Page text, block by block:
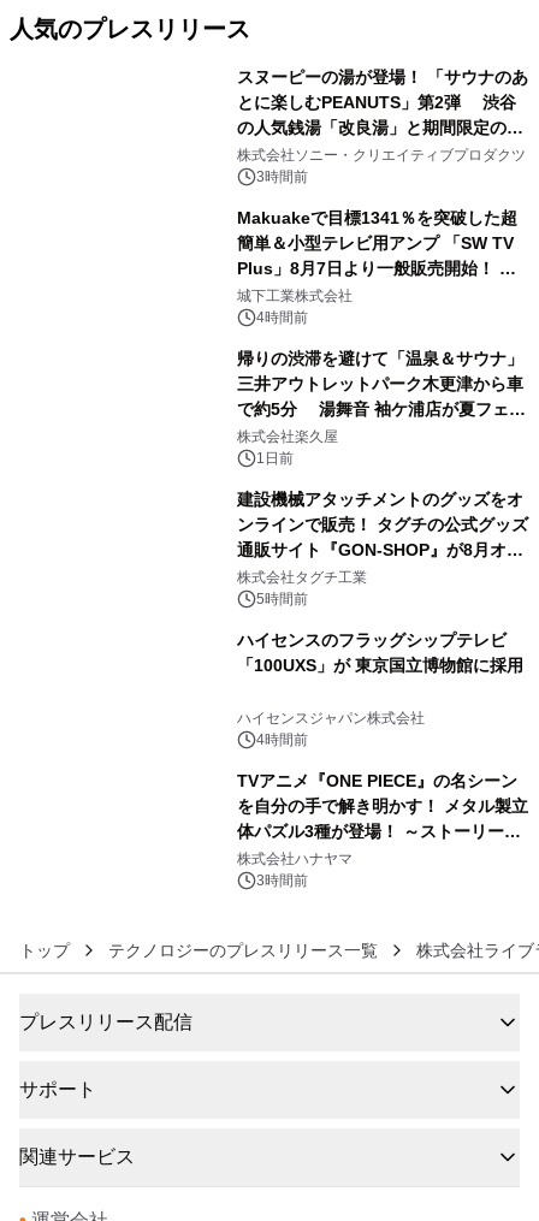
人気のプレスリリース
スヌーピーの湯が登場！ 「サウナのあ
とに楽しむPEANUTS」第2弾 渋谷
の人気銭湯「改良湯」と期間限定のコ
ラボレーション サウナイキタイコラ
ボグッズも発売決定！
株式会社ソニー・クリエイティブプロダクツ
3時間前
Makuakeで目標1341％を突破した超
簡単＆小型テレビ用アンプ 「SW TV
Plus」8月7日より一般販売開始！ ケ
ーブル1本つなぐだけ、テレビの音が
ぐっと豊かに
城下工業株式会社
4時間前
帰りの渋滞を避けて「温泉＆サウナ」
三井アウトレットパーク木更津から車
で約5分 湯舞音 袖ケ浦店が夏フェア
メニューを提供
株式会社楽久屋
1日前
建設機械アタッチメントのグッズをオ
ンラインで販売！ タグチの公式グッズ
通販サイト『GON-SHOP』が8月オー
プン
株式会社タグチ工業
5時間前
ハイセンスのフラッグシップテレビ
「100UXS」が 東京国立博物館に採用
ハイセンスジャパン株式会社
4時間前
TVアニメ『ONE PIECE』の名シーン
を自分の手で解き明かす！ メタル製立
体パズル3種が登場！ ～ストーリーと
ギミックが融合した 大人の体験型パズ
ルが8月7日(金)12時より先行予約受付
株式会社ハナヤマ
3時間前
トップ テクノロジーのプレスリリース一覧 株式会社ライブ
プレスリリース配信
サポート
関連サービス